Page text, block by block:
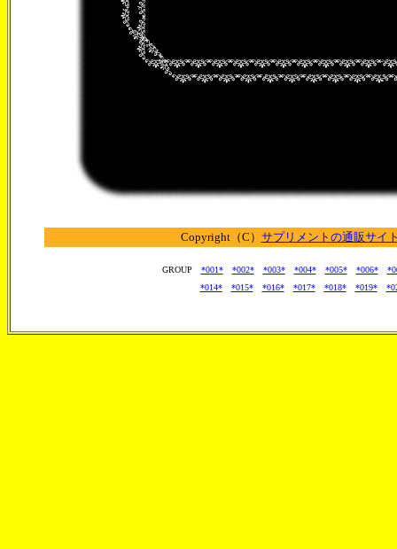
Copyright（C） サプリメントの通販サイ
GROUP *001* *002* *003* *004* *005* *006*
*014*
*015* *016* *017* *018* *019*